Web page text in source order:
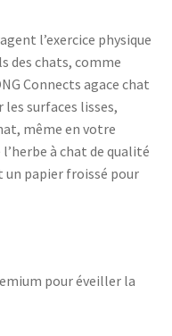
l’exercice physique
des chats, comme
Connects agace chat
surfaces lisses,
même en votre
à chat de qualité
un papier froissé pour
pour éveiller la